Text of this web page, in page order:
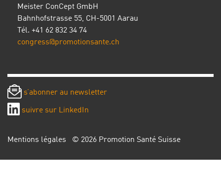
Meister ConCept GmbH
Bahnhofstrasse 55, CH-5001 Aarau
Tél. +41 62 832 34 74
congress@promotionsante.ch
s’abonner au newsletter
suivre sur LinkedIn
Mentions légales © 2026 Promotion Santé Suisse